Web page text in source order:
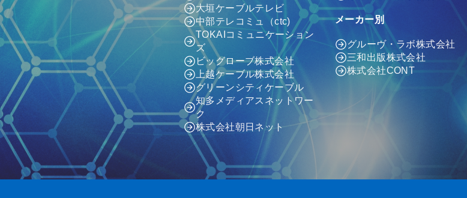
大垣ケーブルテレビ
中部テレコミュ（ctc)
TOKAIコミュニケーション
ズ
ビッグローブ株式会社
上越ケーブル株式会社
グリーンシティケーブル
知多メディアスネットワー
ク
株式会社朝日ネット
メーカー別
グルーヴ・ラボ株式会社
三和出版株式会社
株式会社CONT